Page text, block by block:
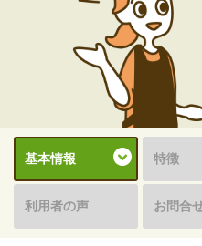
基本情報 特徴
利用者の声 お問合